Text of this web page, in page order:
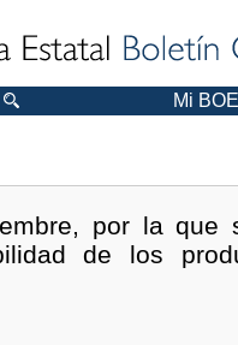
Mi BOE
por la
de los